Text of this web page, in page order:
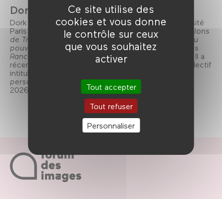
Ce site utilise des
cookies et vous donne
le contrôle sur ceux
que vous souhaitez
activer
Tout accepter
Tout refuser
Personnaliser
Dork Zabunyan
Dork Zabunyan est professeur en cinéma à l’Université
Paris 8. Parmi ses publications, on peut signaler
Fictions
de Trump – Puissances des images et exercices du
pouvoir
(Le Point du Jour, 2020) ou encore
Jacques
Rancière et le monde des images
(Mimésis, 2023). Il a
récemment co-dirigé, avec Élie During, l’ouvrage collectif
intitulé
personnages conceptuels(de l’Incidence éditeur,
2026).